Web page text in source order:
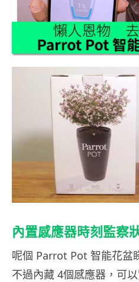
內置感應器時刻監察
呢個 Parrot Pot 智能花盆
不過內藏 4個感應器，可